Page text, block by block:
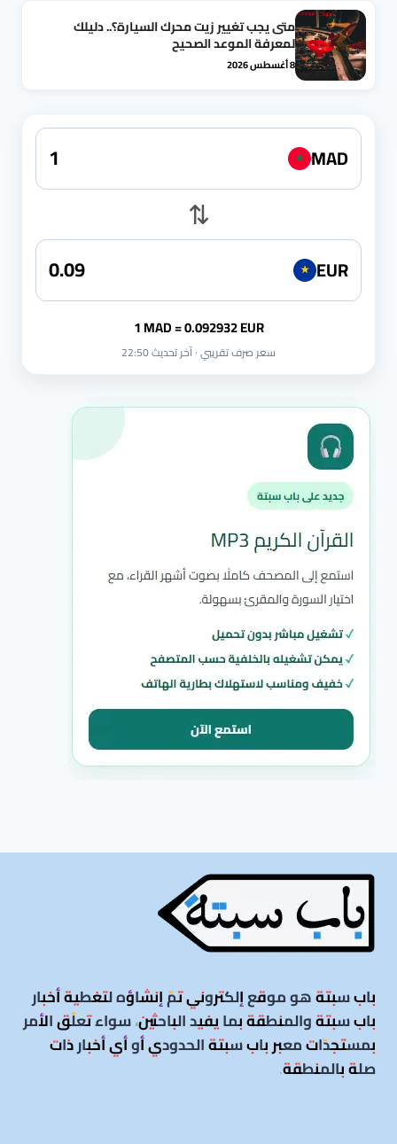
متى يجب تغيير زيت محرك السيارة؟.. دليلك
لمعرفة الموعد الصحيح
8 أغسطس 2026
★ MAD
⇅
★ EUR
1 MAD = 0.092932 EUR
سعر صرف تقريبي · آخر تحديث 22:50
باب سبتة هو موقع إلكتروني تمّ إنشاؤه لتغطية أخبار
باب سبتة والمنطقة بما يفيد الباحثين، سواء تعلّق الأمر
بمستجدّات معبر باب سبتة الحدودي أو أي أخبار ذات
صلة بالمنطقة.